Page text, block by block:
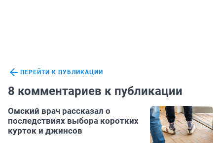
ПЕРЕЙТИ К ПУБЛИКАЦИИ
8 комментариев к публикации
Омский врач рассказал о
последствиях выбора коротких
курток и джинсов